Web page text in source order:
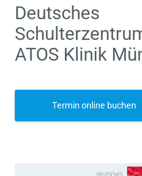
Deutsches
ATOS Klinik
Termin online buchen